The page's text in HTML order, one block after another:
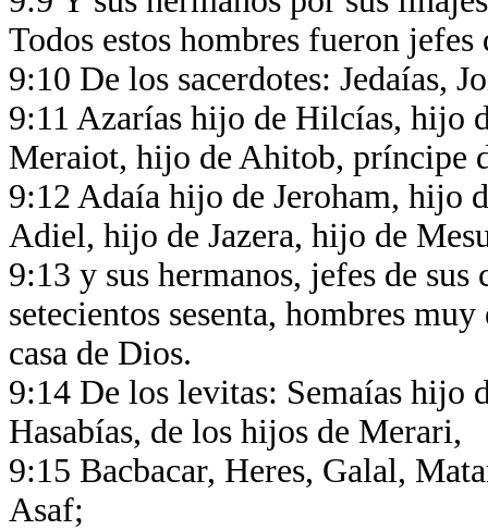
Todos estos hombres fueron
9:10 De los sacerdotes: Jedaías,
9:11 Azarías hijo de Hilcías, hijo
Meraiot, hijo de Ahitob, príncipe
9:12 Adaía hijo de Jeroham, hijo
Adiel, hijo de Jazera, hijo de
9:13 y sus hermanos, jefes de
setecientos sesenta, hombres
casa de Dios.
9:14 De los levitas: Semaías hijo
Hasabías, de los hijos de Merari,
9:15 Bacbacar, Heres, Galal,
Asaf;